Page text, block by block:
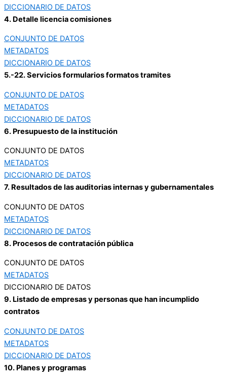
DICCIONARIO DE DATOS
4. Detalle licencia comisiones
CONJUNTO DE DATOS
METADATOS
DICCIONARIO DE DATOS
5.-22. Servicios formularios formatos tramites
CONJUNTO DE DATOS
METADATOS
DICCIONARIO DE DATOS
6. Presupuesto de la institución
CONJUNTO DE DATOS
METADATOS
DICCIONARIO DE DATOS
7. Resultados de las auditorias internas y gubernamentales
CONJUNTO DE DATOS
METADATOS
DICCIONARIO DE DATOS
8. Procesos de contratación pública
CONJUNTO DE DATOS
METADATOS
DICCIONARIO DE DATOS
9. Listado de empresas y personas que han incumplido
contratos
CONJUNTO DE DATOS
METADATOS
DICCIONARIO DE DATOS
10. Planes y programas